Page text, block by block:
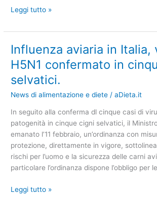
Leggi tutto »
Influenza aviaria in Italia,
H5N1 confermato in
selvatici.
News di alimentazione e diete /aDieta.it
In seguito alla conferma dl cinque casi di
patogenità in cinque cigni selvatici, il
emanato l’11 febbraio, un’ordinanza con
protezione, direttamente in vigore,
rischi per l’uomo e la sicurezza delle carni
particolare l’ordinanza dispone l’obbligo per
Influenza
aviaria
in
Italia,
virus
confermato
in
cinque
cigni
selvatici.
Leggi tutto »